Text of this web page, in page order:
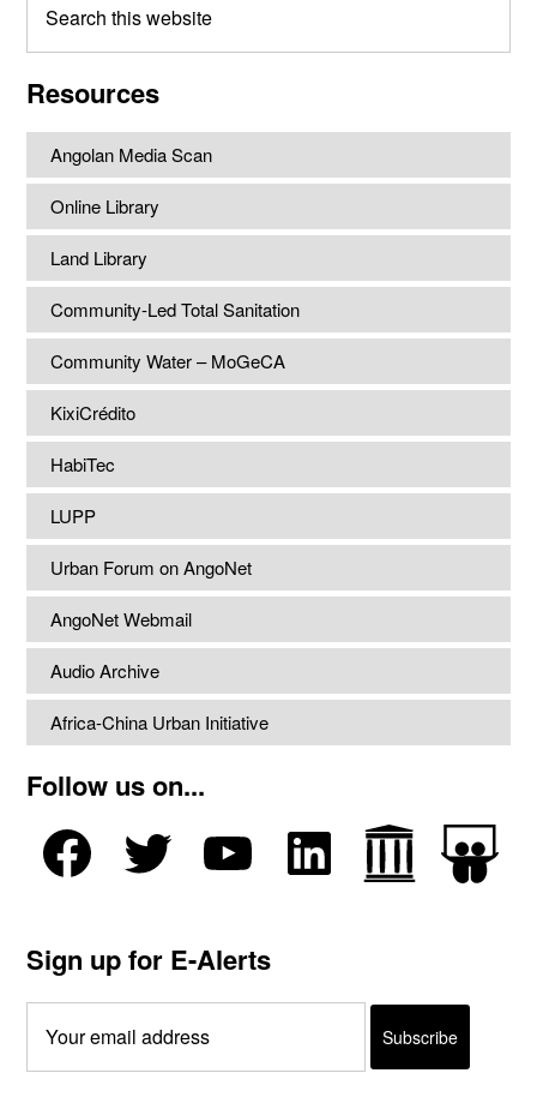
this
Resources
Angolan Media Scan
Online Library
Land Library
Community-Led Total Sanitation
Community Water – MoGeCA
KixiCrédito
HabiTec
LUPP
Urban Forum on AngoNet
AngoNet Webmail
Audio Archive
Africa-China Urban Initiative
Follow us on...
Sign up for E-Alerts